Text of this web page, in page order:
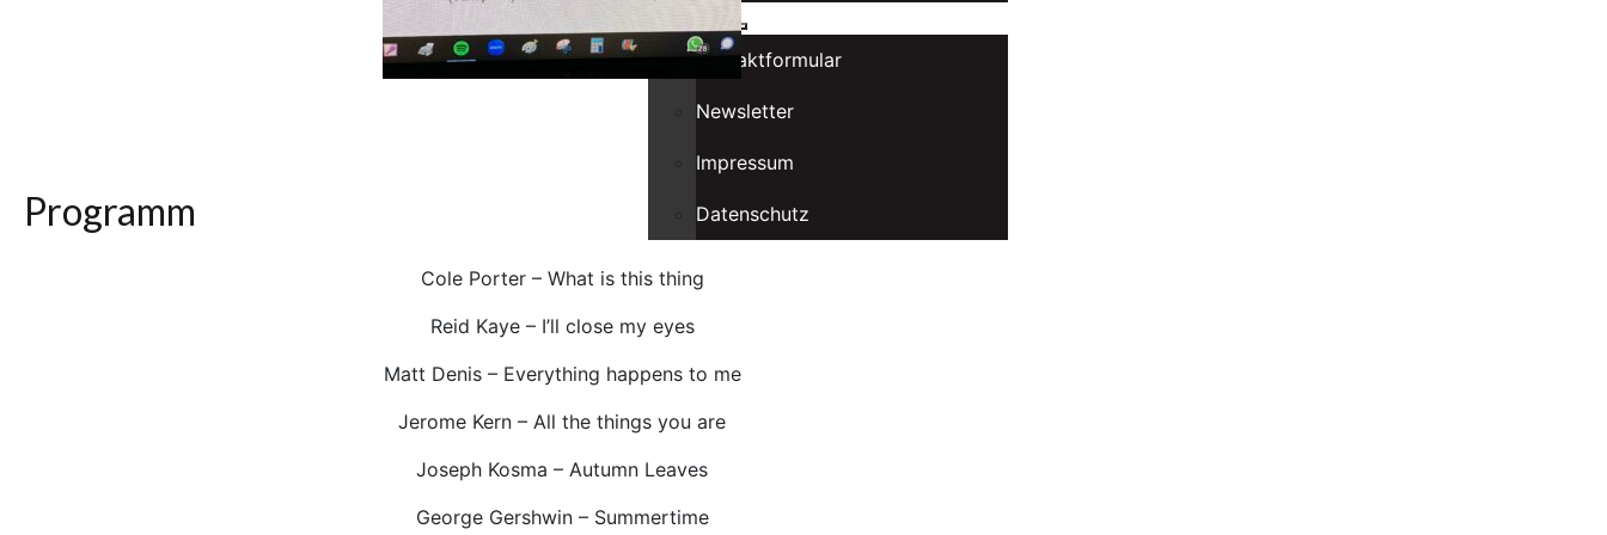
Kontaktformular
Newsletter
Impressum
Datenschutz
Programm
Cole Porter – What is this thing
Reid Kaye – I’ll close my eyes
Matt Denis – Everything happens to me
Jerome Kern – All the things you are
Joseph Kosma – Autumn Leaves
George Gershwin – Summertime